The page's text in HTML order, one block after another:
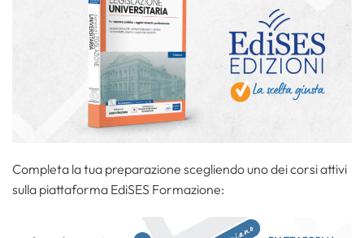
Completa la tua preparazione scegliendo uno dei corsi attivi
sulla piattaforma EdiSES Formazione: